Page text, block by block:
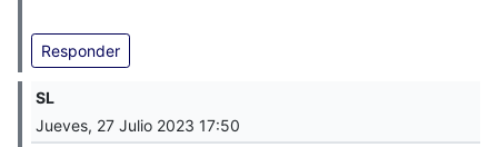
Responder
SL
Jueves, 27 Julio 2023 17:50